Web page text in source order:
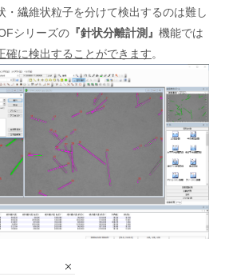
・繊維状粒子を分けて検出するのは難し
シリーズの 『針状分離計測』 機能では
確に検出することができます。